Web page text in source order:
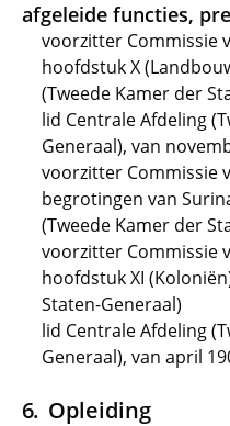
afgeleide functies,
voorzitter Commissie
hoofdstuk X
(Tweede Kamer der
lid Centrale Afdeling
Generaal), van
voorzitter Commissie
begrotingen van
(Tweede Kamer der
voorzitter Commissie
hoofdstuk XI
Staten-Generaal)
lid Centrale Afdeling
Generaal), van april
Opleiding